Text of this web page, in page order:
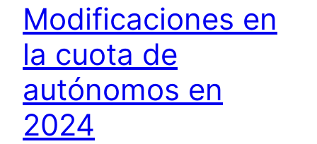
Modificaciones en
la cuota de
autónomos en
2024